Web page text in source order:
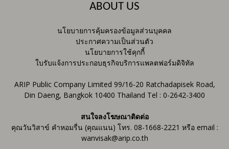
ABOUT US
นโยบายการคุ้มครองข้อมูลส่วนบุคคล
ประกาศความเป็นส่วนตัว
นโยบายการใช้คุกกี้
ใบรับแจ้งการประกอบธุรกิจบริการแพลตฟอร์มดิจิทัล
ARIP Public Company Limited 99/16-20 Ratchadapisek Road,
Din Daeng, Bangkok 10400 Thailand Tel : 0-2642-3400
สนใจลงโฆษณาติดต่อ
คุณวันวิสาข์ คำหอมรื่น (คุณแนน) โทร. 08-1668-2221 หรือ email :
wanvisak@arip.co.th